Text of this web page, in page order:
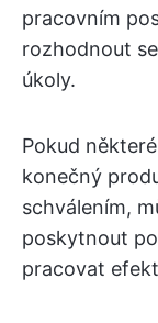
pracovním
rozhodnout
úkoly.
Pokud
konečný
schválením,
poskytnout
pracovat